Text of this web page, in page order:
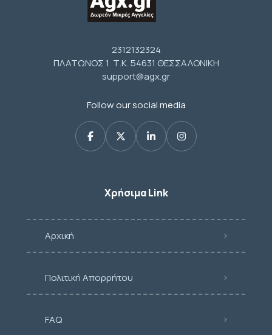
2312132324
ΠΛΑΤΩΝΟΣ 1 Τ.Κ. 54631 ΘΕΣΣΑΛΟΝΙΚΗ
support@agx.gr
Follow our social media
Χρήσιμα Link
Αρχική
Πολιτική Απορρήτου
FAQ